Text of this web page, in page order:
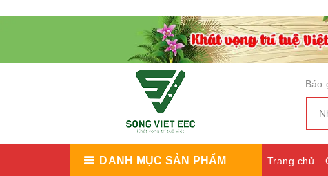
Báo
DANH MỤC SẢN PHẨM Trang chủ